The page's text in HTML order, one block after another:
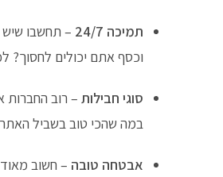
תמיכה 24/7
– תחשבו שיש
וכסף אתם יכולים לחסוך?
סוגי חבילות – רוב החברות
במה שהכי טוב בשביל
אבטחה טובה – חשוב